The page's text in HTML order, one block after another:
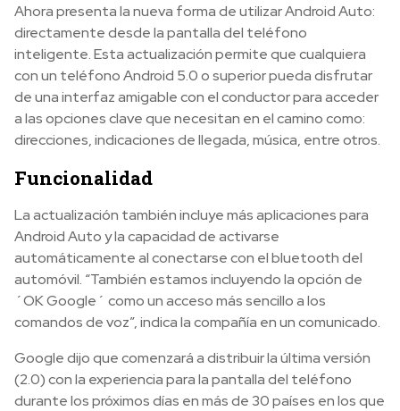
Ahora presenta la nueva forma de utilizar Android Auto:
directamente desde la pantalla del teléfono
inteligente. Esta actualización permite que cualquiera
con un teléfono Android 5.0 o superior pueda disfrutar
de una interfaz amigable con el conductor para acceder
a las opciones clave que necesitan en el camino como:
direcciones, indicaciones de llegada, música, entre otros.
Funcionalidad
La actualización también incluye más aplicaciones para
Android Auto y la capacidad de activarse
automáticamente al conectarse con el bluetooth del
automóvil. “También estamos incluyendo la opción de
´OK Google´ como un acceso más sencillo a los
comandos de voz”, indica la compañía en un comunicado.
Google dijo que comenzará a distribuir la última versión
(2.0) con la experiencia para la pantalla del teléfono
durante los próximos días en más de 30 países en los que